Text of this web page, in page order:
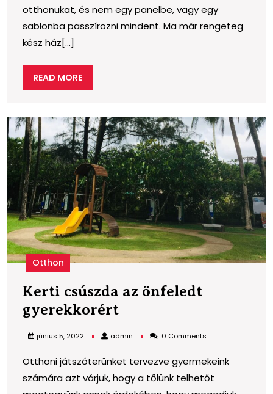
otthonukat, és nem egy panelbe, vagy egy
sablonba passzírozni mindent. Ma már rengeteg
kész ház[...]
READ MOREREAD
MORE
Otthon
Kerti csúszda az önfeledt
gyerekkorértKerti
önfeledt
gyerekkorért
június 5, 2022 admin admin 0 Comments
Otthoni játszóterünket tervezve gyermekeink
számára azt várjuk, hogy a tőlünk telhetőt